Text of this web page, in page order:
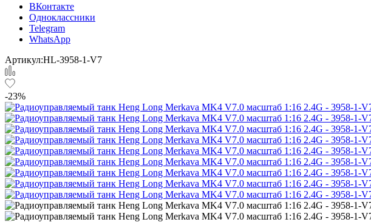
ВКонтакте
Одноклассники
Telegram
WhatsApp
Артикул:HL-3958-1-V7
-23%